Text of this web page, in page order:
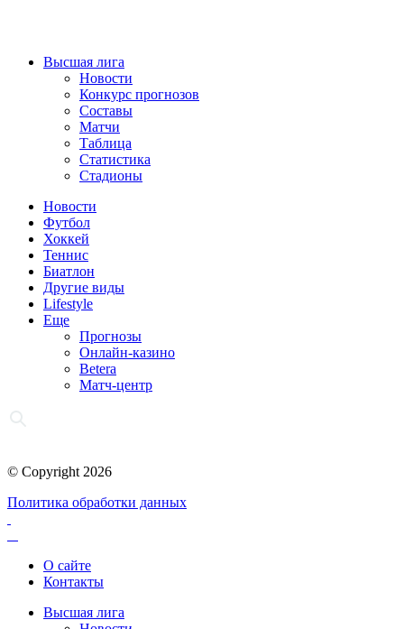
Высшая лига
Новости
Конкурс прогнозов
Составы
Матчи
Таблица
Статистика
Стадионы
Новости
Футбол
Хоккей
Теннис
Биатлон
Другие виды
Lifestyle
Еще
Прогнозы
Онлайн-казино
Betera
Матч-центр
© Copyright 2026
Политика обработки данных
О сайте
Контакты
Высшая лига